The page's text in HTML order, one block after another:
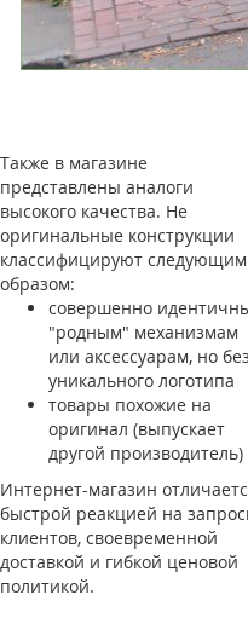
Также в магазине
представлены аналоги
высокого качества. Не
оригинальные конструкции
классифицируют следующим
образом:
совершенно
"родным" механизмам
или аксессуарам, но без
уникального логотипа
товары похожие на
оригинал (выпускает
другой производитель)
Интернет-магазин
быстрой реакцией на
клиентов, своевременной
доставкой и гибкой ценовой
политикой.